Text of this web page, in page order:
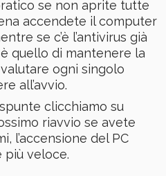
se non aprite tutte
accendete il computer
se c’è l’antivirus già
quello di mantenere la
ogni singolo
all’avvio.
clicchiamo su
riavvio se avete
l’accensione del PC
più veloce.